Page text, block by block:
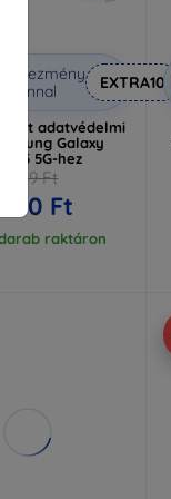
Kedvezmény
kuponnal
EXTRA10
Matt adatvédelmi
Galaxy
A55 5G-hez
5 089 Ft
680 Ft
raktáron